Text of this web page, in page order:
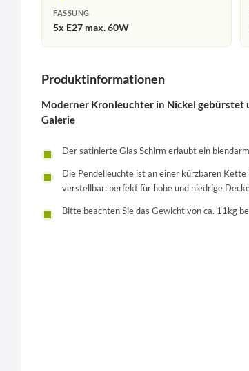
FASSUNG
5x E27 max. 60W
Produktinformationen
Moderner Kronleuchter in Nickel gebürstet
Galerie
Der satinierte Glas Schirm erlaubt ein
Die Pendelleuchte ist an einer kürzbaren
verstellbar: perfekt für hohe und niedrige
Bitte beachten Sie das Gewicht von ca. 11kg